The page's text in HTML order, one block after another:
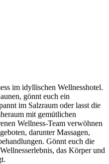
im idyllischen Wellnesshotel.
gönnt euch ein
im Salzraum oder lasst die
mit gemütlichen
Wellness-Team verwöhnen
darunter Massagen,
Gönnt euch die
das Körper und